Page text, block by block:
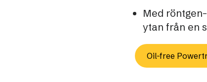
Med
ytan från en
Oil-free